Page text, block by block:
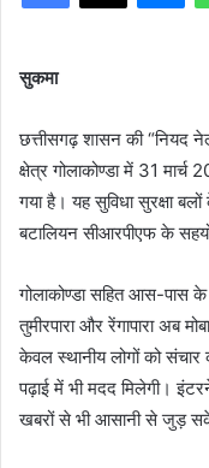
सुकमा
छत्तीसगढ़ शासन की “नियद
क्षेत्र गोलाकोण्डा में 31
गया है। यह सुविधा सुरक्षा
बटालियन सीआरपीएफ के
गोलाकोण्डा सहित आस-पास
तुमीरपारा और रेंगापारा
केवल स्थानीय लोगों को संचार
पढ़ाई में भी मदद मिलेगी।
खबरों से भी आसानी से जुड़